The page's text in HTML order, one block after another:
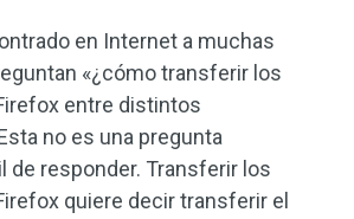
en Internet a muchas
«¿cómo transferir los
entre distintos
no es una pregunta
de responder. Transferir los
quiere decir transferir el